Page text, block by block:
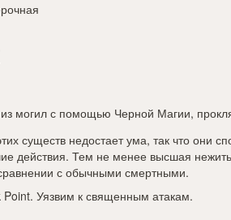
могил с помощью Черной Магии,
существ недостает ума, так что они
действия. Тем не менее высшая
с обычными смертными.
Point. Уязвим к священным атакам.